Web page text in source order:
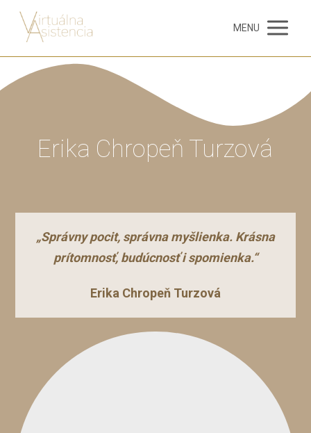
MENU
Erika Chropeň Turzová
„Správny pocit, správna myšlienka. Krásna
prítomnosť, budúcnosť i spomienka.“
Erika Chropeň Turzová